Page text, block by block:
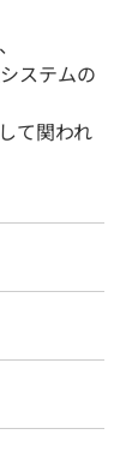
ステムの
て関われ